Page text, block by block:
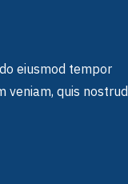
eiusmod tempor
veniam, quis nostrud